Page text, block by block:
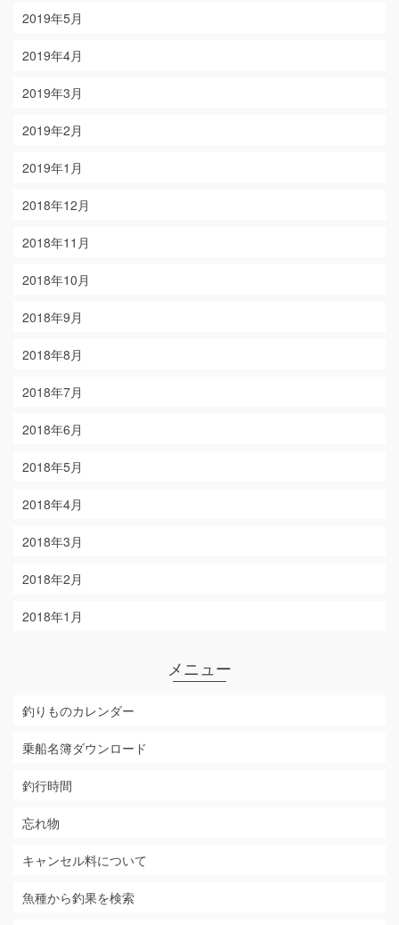
2019年5月
2019年4月
2019年3月
2019年2月
2019年1月
2018年12月
2018年11月
2018年10月
2018年9月
2018年8月
2018年7月
2018年6月
2018年5月
2018年4月
2018年3月
2018年2月
2018年1月
メニュー
釣りものカレンダー
乗船名簿ダウンロード
釣行時間
忘れ物
キャンセル料について
魚種から釣果を検索